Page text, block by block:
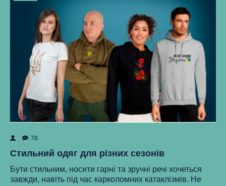
78
Стильний одяг для різних сезонів
Бути стильним, носити гарні та зручні речі хочеться
завжди, навіть під час карколомних катаклізмів. Не